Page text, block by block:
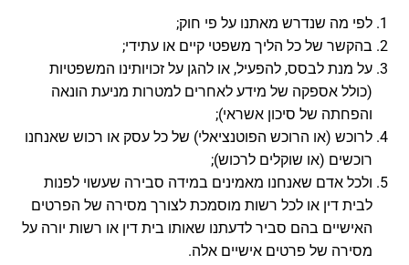
לפי מה שנדרש מאתנו על פי חוק;
בהקשר של כל הליך משפטי קיים או עתידי;
על מנת לבסס, להפעיל, או להגן על זכויותינו המשפטיות
(כולל אספקה של מידע לאחרים למטרות מניעת הונאה
והפחתה של סיכון אשראי);
לרוכש (או הרוכש הפוטנציאלי) של כל עסק או רכוש שאנחנו
רוכשים (או שוקלים לרכוש);
ולכל אדם שאנחנו מאמינים במידה סבירה שעשוי לפנות
לבית דין או לכל רשות מוסמכת לצורך מסירה של הפרטים
האישיים בהם סביר לדעתנו שאותו בית דין או רשות יורה על
מסירה של פרטים אישיים אלה.